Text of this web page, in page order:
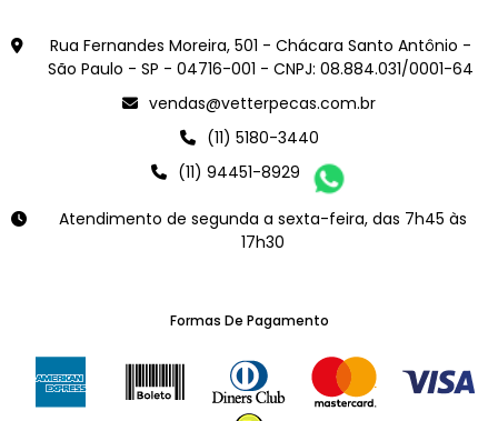
Rua Fernandes Moreira, 501 - Chácara Santo Antônio -
São Paulo - SP - 04716-001 - CNPJ: 08.884.031/0001-64
vendas@vetterpecas.com.br
(11) 5180-3440
(11) 94451-8929
Atendimento de segunda a sexta-feira, das 7h45 às
17h30
Formas De Pagamento